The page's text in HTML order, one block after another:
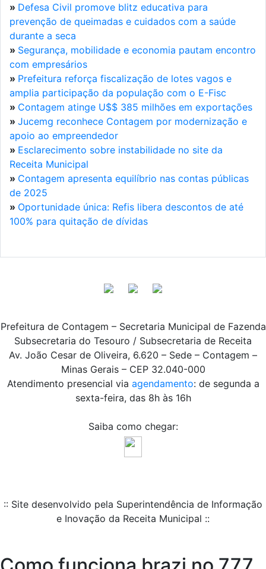
» Defesa Civil promove blitz educativa para
prevenção de queimadas e cuidados com a saúde
durante a seca
» Segurança, mobilidade e economia pautam encontro
com empresários
» Prefeitura reforça fiscalização de lotes vagos e
amplia participação da população com o E-Fisc
» Contagem atinge U$$ 385 milhões em exportações
» Jucemg reconhece Contagem por modernização e
apoio ao empreendedor
» Esclarecimento sobre instabilidade no site da
Receita Municipal
» Contagem apresenta equilíbrio nas contas públicas
de 2025
» Oportunidade única: Refis libera descontos de até
100% para quitação de dívidas
Prefeitura de Contagem – Secretaria Municipal de Fazenda
Subsecretaria do Tesouro / Subsecretaria de Receita
Av. João Cesar de Oliveira, 6.620 – Sede – Contagem –
Minas Gerais – CEP 32.040-000
Atendimento presencial via agendamento: de segunda a
sexta-feira, das 8h às 16h
Saiba como chegar:
:: Site desenvolvido pela Superintendência de Informação
e Inovação da Receita Municipal ::